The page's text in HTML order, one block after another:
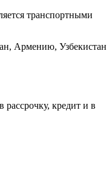
транспортными
Армению, Узбекистан
кредит и в